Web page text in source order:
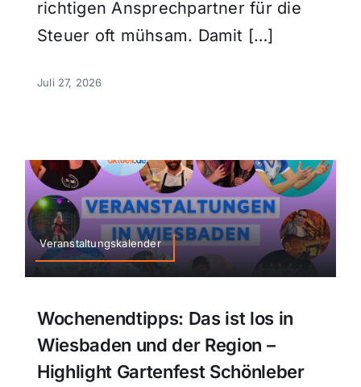
richtigen Ansprechpartner für die
Steuer oft mühsam. Damit […]
Juli 27, 2026
Veranstaltungskalender
Wochenendtipps: Das ist los in
Wiesbaden und der Region –
Highlight Gartenfest Schönleber